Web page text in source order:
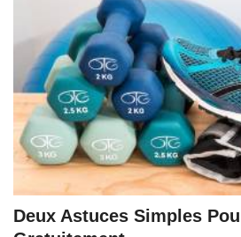
Deux Astuces Simples